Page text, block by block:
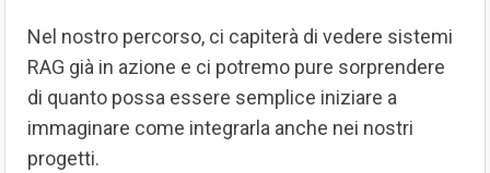
Nel nostro percorso, ci capiterà di vedere sistemi
RAG già in azione e ci potremo pure sorprendere
di quanto possa essere semplice iniziare a
immaginare come integrarla anche nei nostri
progetti.